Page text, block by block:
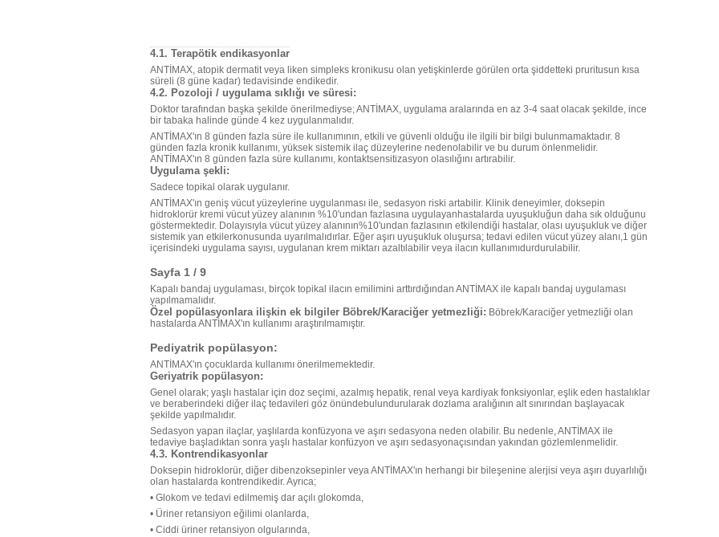
4.1. Terapötik endikasyonlar
ANTİMAX, atopik dermatit veya liken simpleks kronikusu olan yetişkinlerde görülen orta şiddetteki pruritusun kısa
süreli (8 güne kadar) tedavisinde endikedir.
4.2. Pozoloji / uygulama sıklığı ve süresi:
Doktor tarafından başka şekilde önerilmediyse; ANTİMAX, uygulama aralarında en az 3-4 saat olacak şekilde, ince
bir tabaka halinde günde 4 kez uygulanmalıdır.
ANTİMAX'ın 8 günden fazla süre ile kullanımının, etkili ve güvenli olduğu ile ilgili bir bilgi bulunmamaktadır. 8
günden fazla kronik kullanımı, yüksek sistemik ilaç düzeylerine nedenolabilir ve bu durum önlenmelidir.
ANTİMAX'ın 8 günden fazla süre kullanımı, kontaktsensitizasyon olasılığını artırabilir.
Uygulama şekli:
Sadece topikal olarak uygulanır.
ANTİMAX'ın geniş vücut yüzeylerine uygulanması ile, sedasyon riski artabilir. Klinik deneyimler, doksepin
hidroklorür kremi vücut yüzey alanının %10'undan fazlasına uygulayanhastalarda uyuşukluğun daha sık olduğunu
göstermektedir. Dolayısıyla vücut yüzey alanının%10'undan fazlasının etkilendiği hastalar, olası uyuşukluk ve diğer
sistemik yan etkilerkonusunda uyarılmalıdırlar. Eğer aşırı uyuşukluk oluşursa; tedavi edilen vücut yüzey alanı,1 gün
içerisindeki uygulama sayısı, uygulanan krem miktarı azaltılabilir veya ilacın kullanımıdurdurulabilir.
Sayfa 1 / 9
Kapalı bandaj uygulaması, birçok topikal ilacın emilimini arttırdığından ANTİMAX ile kapalı bandaj uygulaması
yapılmamalıdır.
Özel popülasyonlara ilişkin ek bilgiler Böbrek/Karaciğer yetmezliği: Böbrek/Karaciğer yetmezliği olan
hastalarda ANTİMAX'ın kullanımı araştırılmamıştır.
Pediyatrik popülasyon:
ANTİMAX'ın çocuklarda kullanımı önerilmemektedir.
Geriyatrik popülasyon:
Genel olarak; yaşlı hastalar için doz seçimi, azalmış hepatik, renal veya kardiyak fonksiyonlar, eşlik eden hastalıklar
ve beraberindeki diğer ilaç tedavileri göz önündebulundurularak dozlama aralığının alt sınırından başlayacak
şekilde yapılmalıdır.
Sedasyon yapan ilaçlar, yaşlılarda konfüzyona ve aşırı sedasyona neden olabilir. Bu nedenle, ANTİMAX ile
tedaviye başladıktan sonra yaşlı hastalar konfüzyon ve aşırı sedasyonaçısından yakından gözlemlenmelidir.
4.3. Kontrendikasyonlar
Doksepin hidroklorür, diğer dibenzoksepinler veya ANTİMAX'ın herhangi bir bileşenine alerjisi veya aşırı duyarlılığı
olan hastalarda kontrendikedir. Ayrıca;
• Glokom ve tedavi edilmemiş dar açılı glokomda,
• Üriner retansiyon eğilimi olanlarda,
• Ciddi üriner retansiyon olgularında,